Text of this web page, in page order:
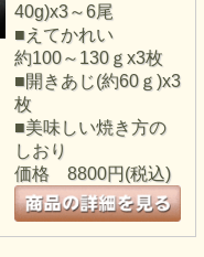
40g)x3～6尾
■えてかれい
約100～130ｇx3枚
■開きあじ(約60ｇ)x3
枚
■美味しい焼き方の
しおり
価格 8800円(税込)